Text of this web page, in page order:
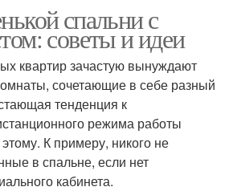
спальни с
советы и идеи
квартир зачастую вынуждают
сочетающие в себе разный
тенденция к
режима работы
К примеру, никого не
в спальне, если нет
кабинета.